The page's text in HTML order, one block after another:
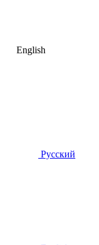
English
Русский